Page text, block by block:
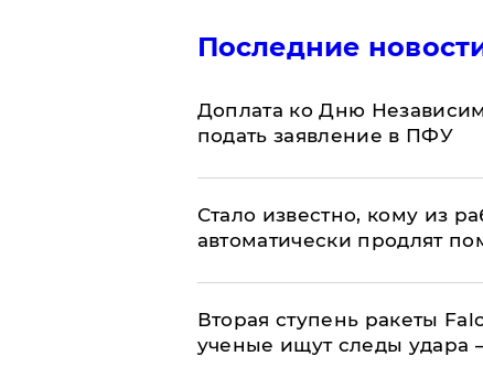
Последние
Доплата ко Дню
подать заявление в ПФУ
Стало известно, кому из
автоматически продлят
Вторая ступень ракеты
ученые ищут следы удара